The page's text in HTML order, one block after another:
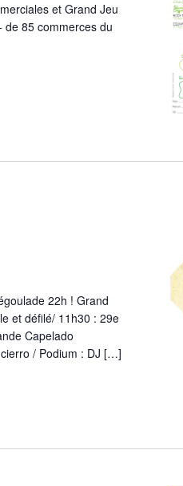
et Grand Jeu
de 85 commerces du
22h ! Grand
et défilé/ 11h30 : 29e
Capelado
/ Podium : DJ […]